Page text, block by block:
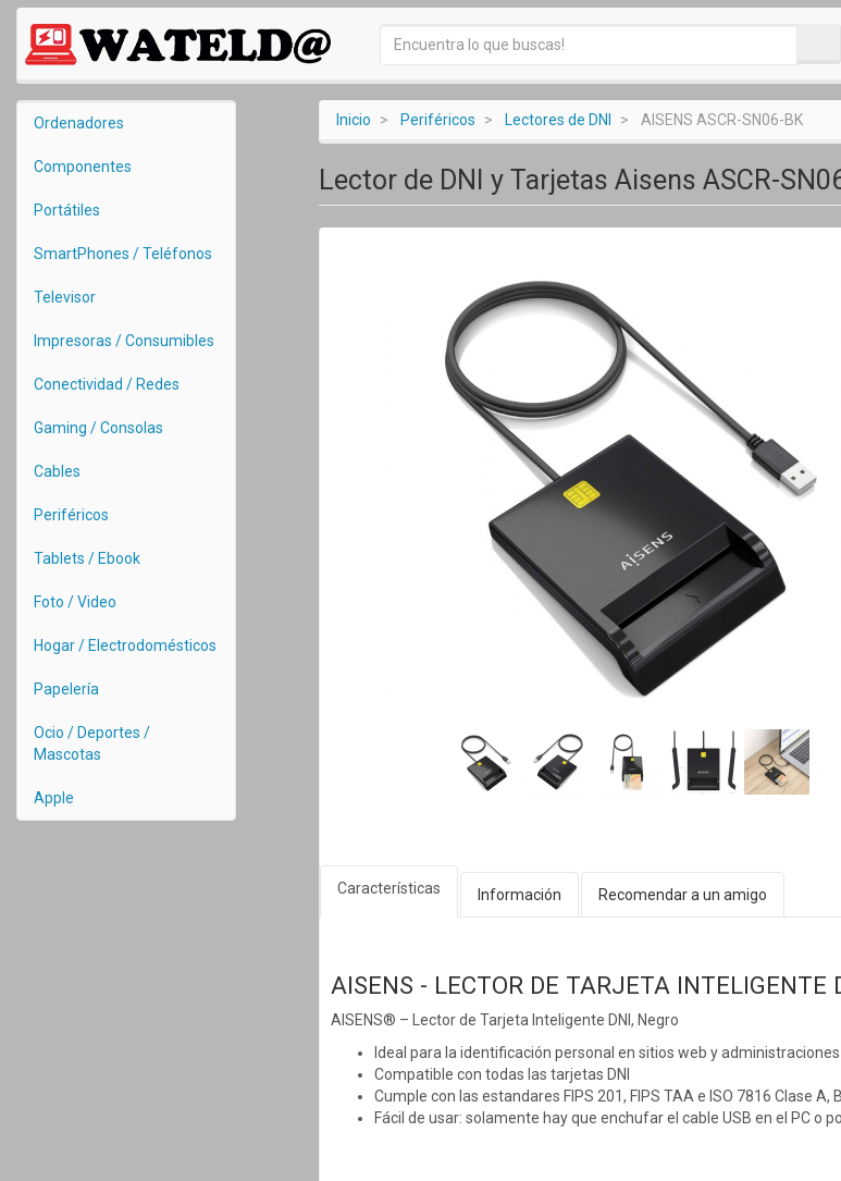
Ordenadores
Componentes
Portátiles
SmartPhones / Teléfonos
Televisor
Impresoras / Consumibles
Conectividad / Redes
Gaming / Consolas
Cables
Periféricos
Tablets / Ebook
Foto / Video
Hogar / Electrodomésticos
Papelería
Ocio / Deportes /
Mascotas
Apple
Inicio Periféricos Lectores de DNI AISENS ASCR-SN06-BK
Lector de DNI y Tarjetas Aisens ASCR-
Características Información Recomendar a un amigo
AISENS - LECTOR DE TARJETA INTELIGENTE
AISENS® – Lector de Tarjeta Inteligente DNI, Negro
Ideal para la identificación personal en sitios web y
Compatible con todas las tarjetas DNI
Cumple con las estandares FIPS 201, FIPS TAA e ISO 7816 Clase A,
Fácil de usar: solamente hay que enchufar el cable USB en el PC o